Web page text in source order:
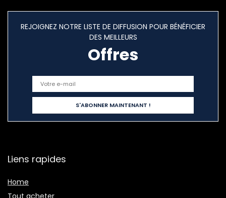
REJOIGNEZ NOTRE LISTE DE DIFFUSION POUR BÉNÉFICIER
DES MEILLEURS
Offres
Liens rapides
Home